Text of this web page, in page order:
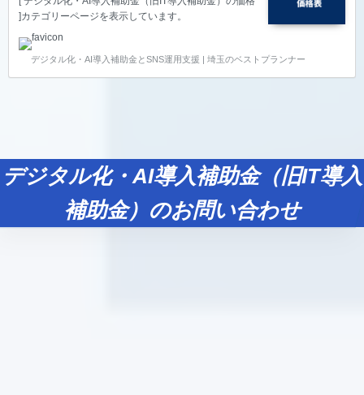
]カテゴリーページを表示しています。
デジタル化・AI導入補助金とSNS運用支援 | 埼玉のベストプランナー
デジタル化・AI導入補助金（旧IT導入
補助金）のお問い合わせ